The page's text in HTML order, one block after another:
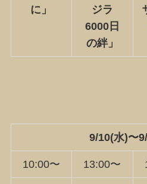
に 」
ジラ
6000日
の絆」
9/10(水)〜
10:00〜 13:00〜